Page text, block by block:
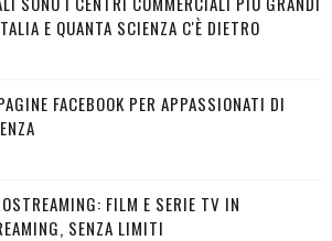
E QUANTA SCIENZA C'È DIETRO
FACEBOOK PER APPASSIONATI DI
FILM E SERIE TV IN
SENZA LIMITI